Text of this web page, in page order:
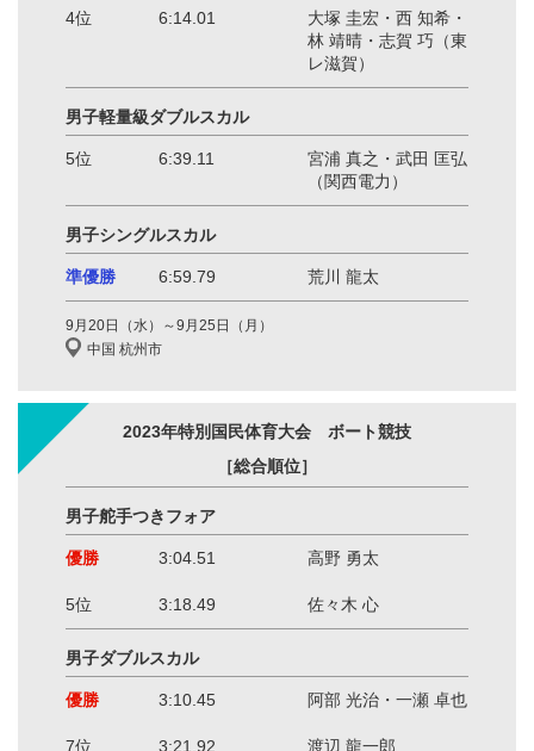
4位 6:14.01
大塚 圭宏・西 知希・
林 靖晴・志賀 巧（東
レ滋賀）
男子軽量級ダブルスカル
5位 6:39.11
宮浦 真之・武田 匡弘
（関西電力）
男子シングルスカル
準優勝 6:59.79 荒川 龍太
9月20日（水）～9月25日（月）
中国 杭州市
2023年特別国民体育大会 ボート競技
［総合順位］
男子舵手つきフォア
優勝 3:04.51 高野 勇太
5位 3:18.49 佐々木 心
男子ダブルスカル
優勝 3:10.45 阿部 光治・一瀬 卓也
7位 3:21.92 渡辺 龍一郎